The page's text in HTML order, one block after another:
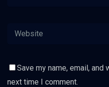
Save my name, email,
next time I comment.